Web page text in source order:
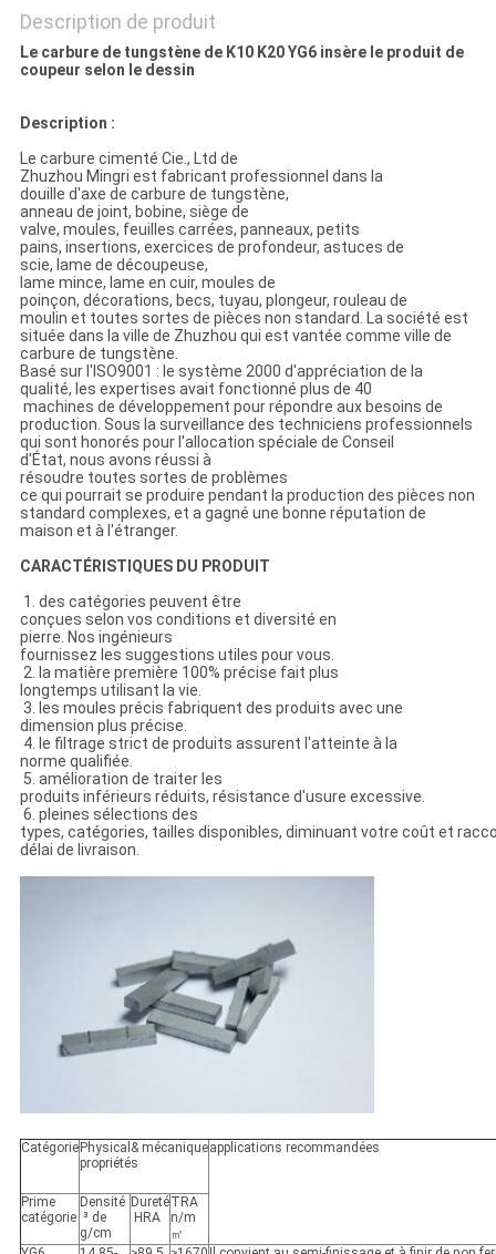
Description de produit
Le carbure de tungstène de K10 K20 YG6 insère le produit de
coupeur selon le dessin
Description :
Le carbure cimenté Cie., Ltd de
Zhuzhou Mingri est fabricant professionnel dans la
douille d'axe de carbure de tungstène,
anneau de joint, bobine, siège de
valve, moules, feuilles carrées, panneaux, petits
pains, insertions, exercices de profondeur, astuces de
scie, lame de découpeuse,
lame mince, lame en cuir, moules de
poinçon, décorations, becs, tuyau, plongeur, rouleau de
moulin et toutes sortes de pièces non standard. La société est
située dans la ville de Zhuzhou qui est vantée comme ville de
carbure de tungstène.
Basé sur l'ISO9001 : le système 2000 d'appréciation de la
qualité, les expertises avait fonctionné plus de 40
machines de développement pour répondre aux besoins de
production. Sous la surveillance des techniciens professionnels
qui sont honorés pour l'allocation spéciale de Conseil
d'État, nous avons réussi à
résoudre toutes sortes de problèmes
ce qui pourrait se produire pendant la production des pièces non
standard complexes, et a gagné une bonne réputation de
maison et à l'étranger.
CARACTÉRISTIQUES DU PRODUIT
1. des catégories peuvent être
conçues selon vos conditions et diversité en
pierre. Nos ingénieurs
fournissez les suggestions utiles pour vous.
2. la matière première 100% précise fait plus
longtemps utilisant la vie.
3. les moules précis fabriquent des produits avec une
dimension plus précise.
4. le filtrage strict de produits assurent l'atteinte à la
norme qualifiée.
5. amélioration de traiter les
produits inférieurs réduits, résistance d'usure excessive.
6. pleines sélections des
types, catégories, tailles disponibles, diminuant votre coût et
délai de livraison.
CatégoriePhysical& mécanique
propriétés
applications recommandées
Prime
catégorie
Densité
³ de
g/cm
Dureté
HRA
TRA
n/m
㎡